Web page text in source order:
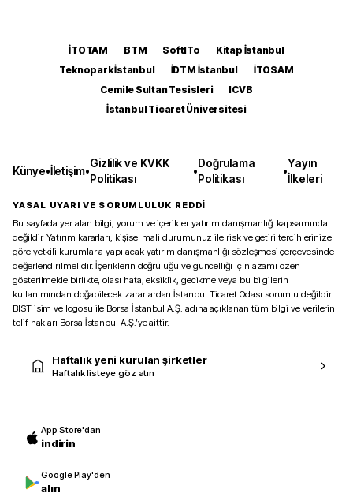
İTOTAM BTM SoftITo
Kitap İstanbul
Teknopark İstanbul
İDTM İstanbul
İTOSAM
Cemile Sultan Tesisleri
ICVB
İstanbul Ticaret Üniversitesi
Künye•İletişim•
Gizlilik ve KVKK
Politikası
•
Doğrulama
Politikası
•
Yayın
İlkeleri
YASAL UYARI VE SORUMLULUK REDDİ
Bu sayfada yer alan bilgi, yorum ve içerikler yatırım danışmanlığı kapsamında
değildir. Yatırım kararları, kişisel mali durumunuz ile risk ve getiri tercihlerinize
göre yetkili kurumlarla yapılacak yatırım danışmanlığı sözleşmesi çerçevesinde
değerlendirilmelidir. İçeriklerin doğruluğu ve güncelliği için azami özen
gösterilmekle birlikte, olası hata, eksiklik, gecikme veya bu bilgilerin
kullanımından doğabilecek zararlardan İstanbul Ticaret Odası sorumlu değildir.
BIST isim ve logosu ile Borsa İstanbul A.Ş. adına açıklanan tüm bilgi ve verilerin
telif hakları Borsa İstanbul A.Ş.’ye aittir.
Haftalık yeni kurulan şirketler
Haftalık listeye göz atın
App Store'dan
indirin
Google Play'den
alın